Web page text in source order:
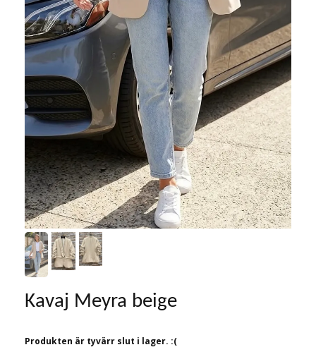
Kavaj Meyra beige
Produkten är tyvärr slut i lager. :(